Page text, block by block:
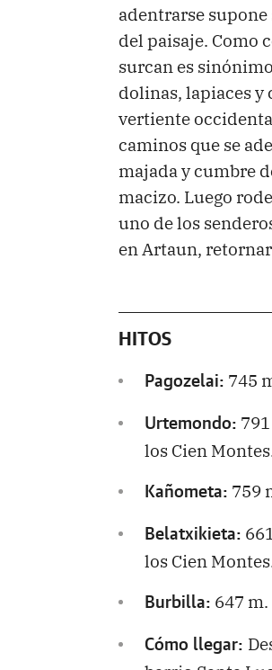
adentrarse
del paisaje. Como
surcan es
dolinas, lapiaces y
vertiente
caminos que se
majada y cumbre
macizo. Luego
uno de los
en Artaun,
HITOS
Pagozelai: 745
Urtemondo:
los Cien
Kañometa: 759
Belatxikieta:
los Cien
Burbilla: 647
Cómo llegar: